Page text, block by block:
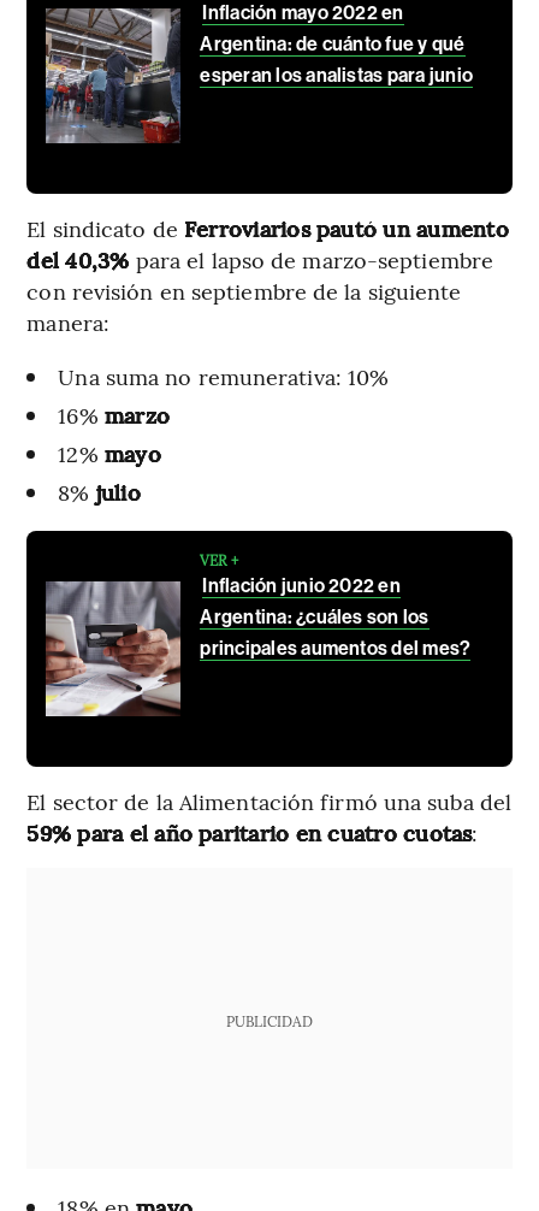
Inflación mayo 2022 en
Argentina: de cuánto fue y qué
esperan los analistas para junio
El sindicato de Ferroviarios pautó un aumento
del 40,3% para el lapso de marzo-septiembre
con revisión en septiembre de la siguiente
manera:
Una suma no remunerativa: 10%
16% marzo
12% mayo
8% julio
VER +
Inflación junio 2022 en
Argentina: ¿cuáles son los
principales aumentos del mes?
El sector de la Alimentación firmó una suba del
59% para el año paritario en cuatro cuotas:
PUBLICIDAD